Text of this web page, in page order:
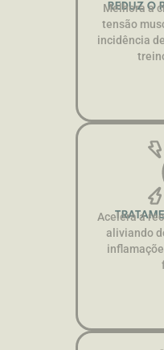
REDUZ O
Melhora a
tensão
incidência
Acelera a
aliviando